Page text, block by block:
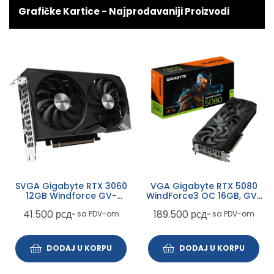
Grafičke Kartice - Najprodavaniji Proizvodi
SVGA Gigabyte RTX 3060
12GB Windforce GV-
41.500 рсд~ sa PDV-om
DODAJ U KORPU
VGA Gigabyte RTX 5080
WindForce3 OC 16GB, GV-
189.500 рсд~ sa PDV-om
DODAJ U KORPU